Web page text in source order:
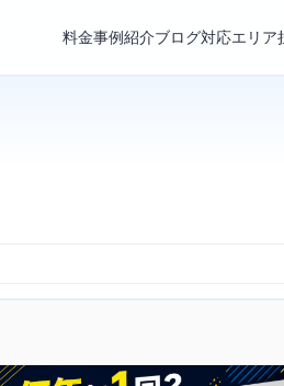
料金事例紹介ブログ対応エリア